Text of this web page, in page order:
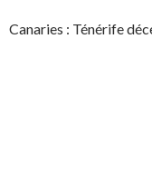
Canaries : Ténérife